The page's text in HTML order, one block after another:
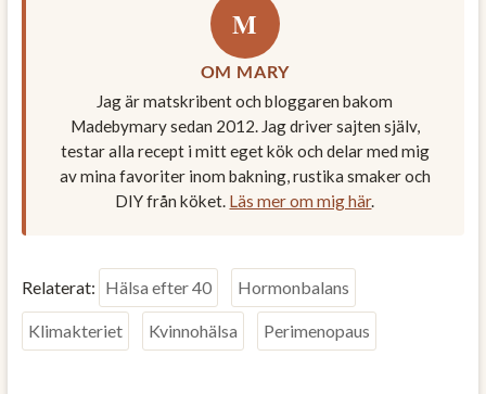
M
OM MARY
Jag är matskribent och bloggaren bakom
Madebymary sedan 2012. Jag driver sajten själv,
testar alla recept i mitt eget kök och delar med mig
av mina favoriter inom bakning, rustika smaker och
DIY från köket. Läs mer om mig här.
Relaterat: Hälsa efter 40 Hormonbalans
Klimakteriet Kvinnohälsa Perimenopaus